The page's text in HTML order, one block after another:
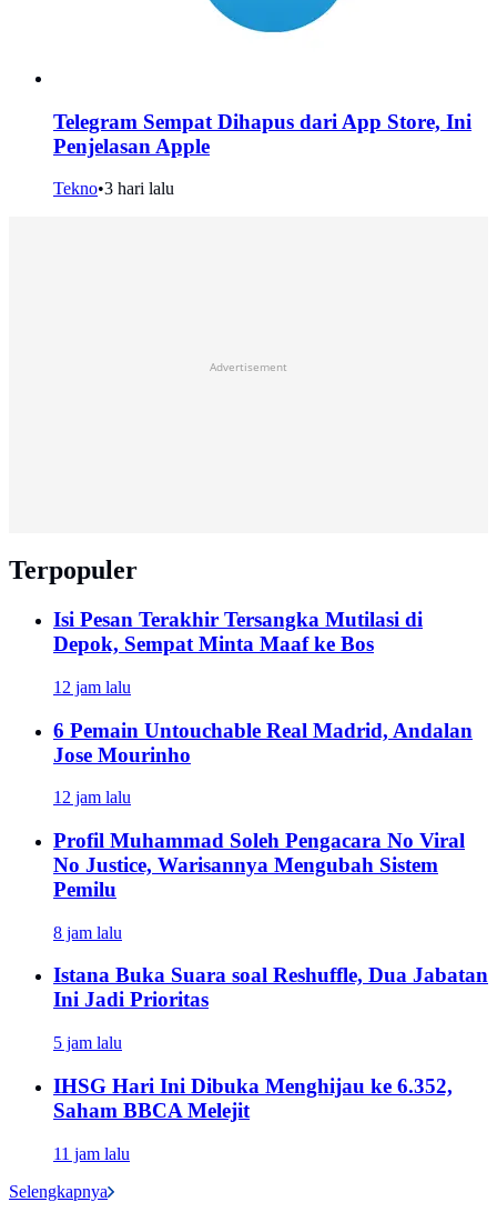
Telegram Sempat Dihapus dari App Store, Ini
Penjelasan Apple
Tekno•3 hari lalu
Advertisement
Terpopuler
Isi Pesan Terakhir Tersangka Mutilasi di
Depok, Sempat Minta Maaf ke Bos
12 jam lalu
6 Pemain Untouchable Real Madrid, Andalan
Jose Mourinho
12 jam lalu
Profil Muhammad Soleh Pengacara No Viral
No Justice, Warisannya Mengubah Sistem
Pemilu
8 jam lalu
Istana Buka Suara soal Reshuffle, Dua Jabatan
Ini Jadi Prioritas
5 jam lalu
IHSG Hari Ini Dibuka Menghijau ke 6.352,
Saham BBCA Melejit
11 jam lalu
Selengkapnya